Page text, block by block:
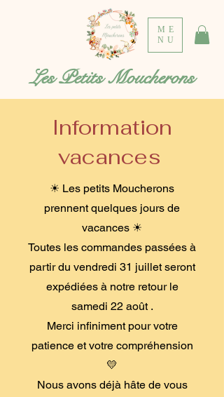
ME
NU
Les Petits Moucherons
Information
vacances
☀ Les petits Moucherons
prennent quelques jours de
vacances ☀
Toutes les commandes passées à
partir du vendredi 31 juillet seront
expédiées à notre retour le
samedi 22 août .
Merci infiniment pour votre
patience et votre compréhension
💛
Nous avons déjà hâte de vous